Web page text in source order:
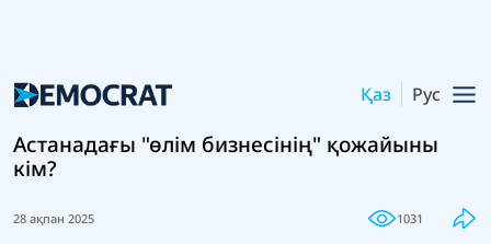
Қаз Рус
Астанадағы "өлім бизнесінің" қожайыны
кім?
28 ақпан 2025 1031